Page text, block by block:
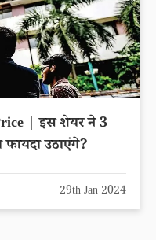
| इस शेयर ने 3
फायदा उठाएंगे?
29th Jan 2024